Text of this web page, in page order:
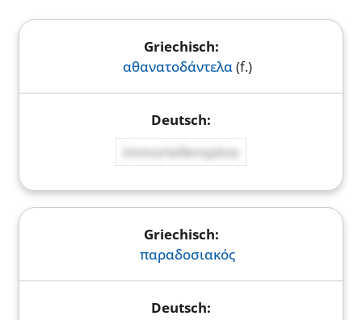
αθανατοδάντελα(f.)
Immortellenspitze
παραδοσιακός